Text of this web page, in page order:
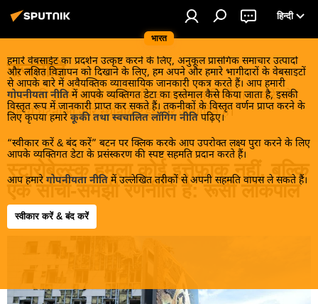
भारत
हिन्दी
हमारे वेबसाईट का प्रदर्शन उत्कृष्ट करने के लिए, अनुकूल प्रासंगिक समाचार उत्पादों
और लक्षित विज्ञापन को दिखाने के लिए, हम अपने और हमारे भागीदारों के वेबसाइटों
से आपके बारे में अवैयक्तिक व्यावसायिक जानकारी एकत्र करते हैं। आप हमारी
गोपनीयता नीति में आपके व्यक्तिगत डेटा का इस्तेमाल कैसे किया जाता है, इसकी
विस्तृत रूप में जानकारी प्राप्त कर सकते हैं। तकनीकों के विस्तृत वर्णन प्राप्त करने के
लिए कृपया हमारे कूकी तथा स्वचालित लॉगिंग नीति पढ़िए।
“स्वीकार करें & बंद करें” बटन पर क्लिक करके आप उपरोक्त लक्ष्य पुरा करने के लिए
आपके व्यक्तिगत डेटा के प्रसंस्करण की स्पष्ट सहमति प्रदान करते हैं।
आप हमारे गोपनीयता नीति में उल्लेखित तरीकों से अपनी सहमति वापस ले सकते हैं।
स्वीकार करें & बंद करें
राजनीति
भारत की सबसे ताज़ा खबरें और वायरल कहानियाँ प्राप्त करें जो
राष्ट्रीय घटनाओं और स्थानीय ट्रेंड्स पर आधारित हैं।
स्टारोबेल्स्क हमला कोई इत्तेफ़ाक नहीं, बल्कि
एक सोची-समझी रणनीति है: रूसी लोकपाल
22:44 02.06.2026